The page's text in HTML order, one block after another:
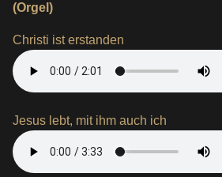
(Orgel)
Christi ist erstanden
Jesus lebt, mit ihm auch ich